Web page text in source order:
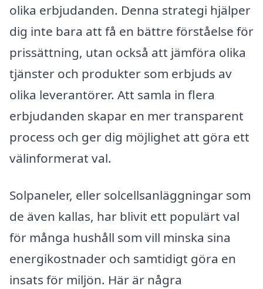
olika erbjudanden. Denna strategi hjälper
dig inte bara att få en bättre förståelse för
prissättning, utan också att jämföra olika
tjänster och produkter som erbjuds av
olika leverantörer. Att samla in flera
erbjudanden skapar en mer transparent
process och ger dig möjlighet att göra ett
välinformerat val.
Solpaneler, eller solcellsanläggningar som
de även kallas, har blivit ett populärt val
för många hushåll som vill minska sina
energikostnader och samtidigt göra en
insats för miljön. Här är några